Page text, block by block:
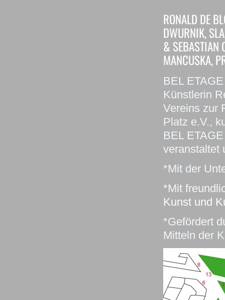
RONALD DE
DWURNIK,
& SEBASTIAN
MANCUSKA,
BEL
Künstlerin
Vereins zur
Platz e.V.,
BEL
veranstaltet
*Mit der
*Mit
Kunst und
*Gefördert
Mitteln der